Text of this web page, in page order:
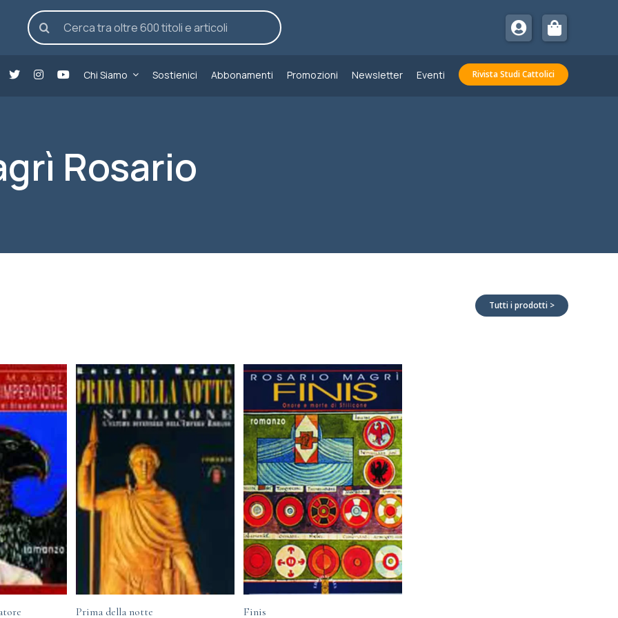
Cerca
per:
Chi Siamo Sostienici Abbonamenti Promozioni Newsletter Eventi Rivista Studi Cattolici
Rosario
Tutti i prodotti >
Prima della notte Finis